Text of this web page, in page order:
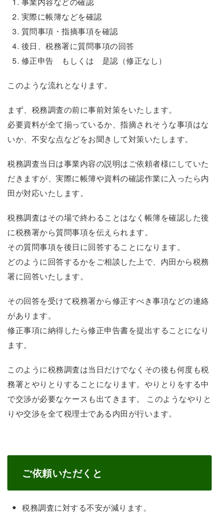
実際に帳簿などを確認
質問事項・指摘事項を確認
後日、税務署に質問事項の回答
修正申告 もしくは 是認（修正なし）
このような流れとなります。
まず、税務調査の前に事前対策をいたします。
必要資料が全て揃っているか、指摘されそうな事項はな
いか、不安な点などをお聞きして対策いたします。
税務調査当日は事業内容の説明はご依頼者様にしていた
だきますが、実際に帳簿や資料の確認作業に入ったら内
田が対応いたします。
税務調査はその場で終わることはなく帳簿を確認した後
に税務署から質問事項を伝えられます。
その質問事項を後日に回答することになります。
どのように回答するかをご相談した上で、内田から税務
署に回答いたします。
その回答を受けて税務署から修正すべき事項などの連絡
があります。
修正事項に納得したら修正申告書を提出することになり
ます。
このように税務調査は当日だけでなくその後も何度も税
務署とやりとりすることになります。やりとりをする中
で交渉が必要なケースも出てきます。 このようなやりと
りや交渉を全て税理士である内田が行います。
ご依頼いただくと
税務調査に対する不安が減ります。